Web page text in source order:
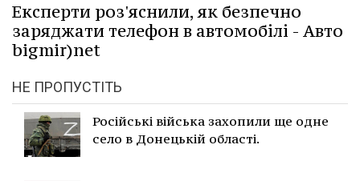
Експерти роз'яснили, як безпечно
заряджати телефон в автомобілі - Авто
bigmir)net
НЕ ПРОПУСТІТЬ
Російські війська захопили ще одне
село в Донецькій області.